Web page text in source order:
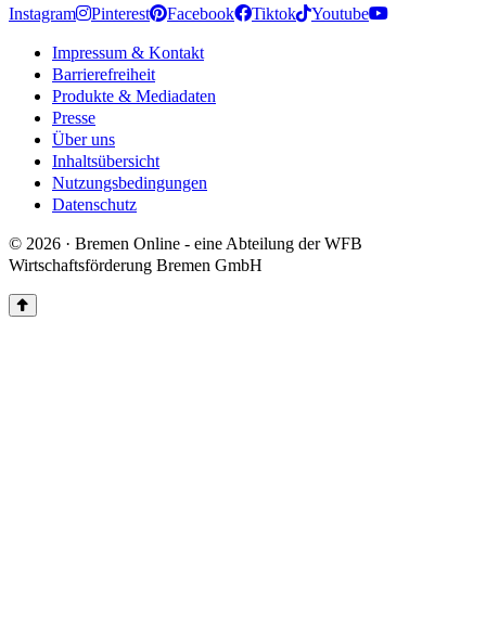
Instagram Pinterest Facebook Tiktok Youtube
Impressum & Kontakt
Barrierefreiheit
Produkte & Mediadaten
Presse
Über uns
Inhaltsübersicht
Nutzungsbedingungen
Datenschutz
© 2026 · Bremen Online - eine Abteilung der WFB
Wirtschaftsförderung Bremen GmbH